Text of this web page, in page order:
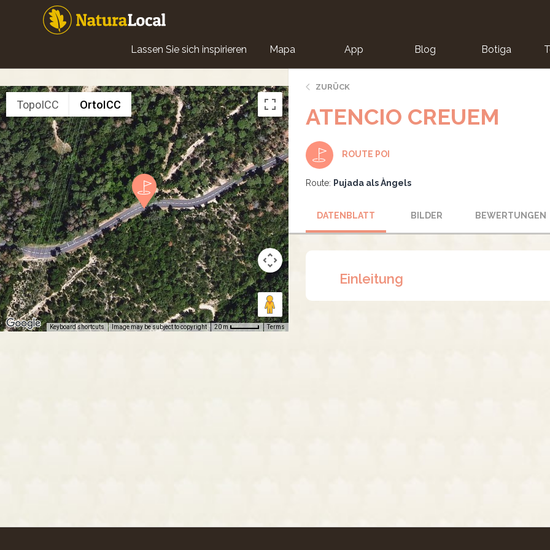
Main
navigation
Lassen Sie sich inspirieren Mapa App Blog Botiga
TopoICC OrtoICC
Keyboard shortcuts Image may be subject to copyright 20 m Terms
ZURÜCK
ATENCIO CREUEM
ROUTE POI
Route: Pujada als Àngels
DATENBLATT BILDER BEWERTUNGEN
Einleitung